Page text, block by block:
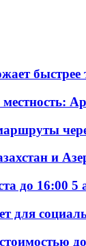
быстрее
и
до 16:00 5
для